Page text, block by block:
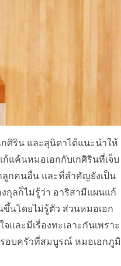
กศิริน และสุนิดาได้แนะนำให้
แค้นหมอเอกกับเกศิรินที่เจ็บ
ลูกคนอื่น และที่สำคัญยังเป็น
กุลก็ไม่รู้ว่า อาริสามีแผนแก้
นโดยไม่รู้ตัว ส่วนหมอเอก
และมีเรื่องทะเลาะกันเพราะ
รอบครัวที่สมบูรณ์ หมอเอกภูมิ